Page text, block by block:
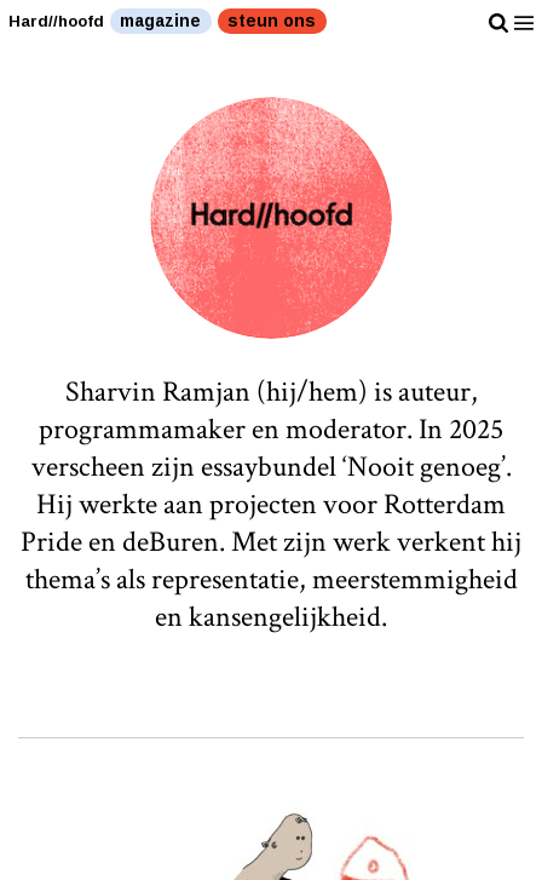
Hard//hoofd magazine steun ons
Sharvin Ramjan (hij/hem) is auteur,
programmamaker en moderator. In 2025
verscheen zijn essaybundel ‘Nooit genoeg’.
Hij werkte aan projecten voor Rotterdam
Pride en deBuren. Met zijn werk verkent hij
thema’s als representatie, meerstemmigheid
en kansengelijkheid.